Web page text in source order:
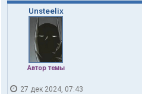
Unsteelix
Автор темы
27 дек 2024, 07:43